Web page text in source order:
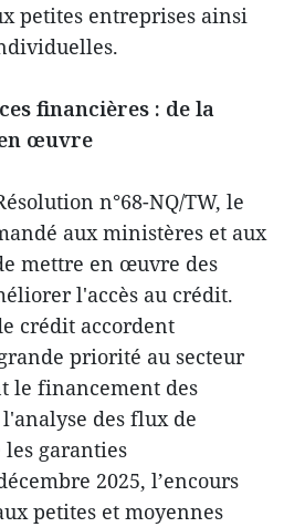
petites entreprises ainsi
financières : de la
œuvre
n°68-NQ/TW, le
aux ministères et aux
mettre en œuvre des
l'accès au crédit.
crédit accordent
priorité au secteur
le financement des
des flux de
garanties
2025, l’encours
petites et moyennes